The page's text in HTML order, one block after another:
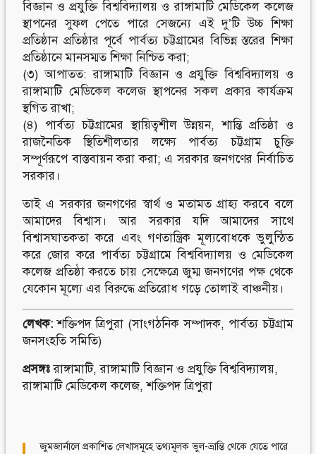
বিজ্ঞান ও প্রযুক্তি বিশ্ববিদ্যালয় ও রাঙ্গামাটি মেডিকেল কলেজ
স্থাপনের সুফল পেতে পারে সেজন্যে এই দু’টি উচ্চ শিক্ষা
প্রতিষ্ঠান প্রতিষ্ঠার পূর্বে পার্বত্য চট্টগ্রামের বিভিন্ন স্তরের শিক্ষা
প্রতিষ্ঠানে মানসম্মত শিক্ষা নিশ্চিত করা;
(৩) আপাতত: রাঙ্গামাটি বিজ্ঞান ও প্রযুক্তি বিশ্ববিদ্যালয় ও
রাঙ্গামাটি মেডিকেল কলেজ স্থাপনের সকল প্রকার কার্যক্রম
স্থগিত রাখা;
(৪) পার্বত্য চট্টগ্রামের স্থায়িত্বশীল উন্নয়ন, শান্তি প্রতিষ্ঠা ও
রাজনৈতিক স্থিতিশীলতার লক্ষ্যে পার্বত্য চট্টগ্রাম চুক্তি
সম্পূর্ণরূপে বাস্তবায়ন করা করা; এ সরকার জনগণের নির্বাচিত
সরকার।
তাই এ সরকার জনগণের স্বার্থ ও মতামত গ্রাহ্য করবে বলে
আমাদের বিশ্বাস। আর সরকার যদি আমাদের সাথে
বিশ্বাসঘাতকতা করে এবং গণতান্ত্রিক মূল্যবোধকে ভুলুন্ঠিত
করে জোর করে পার্বত্য চট্টগ্রামে বিশ্ববিদ্যালয় ও মেডিকেল
কলেজ প্রতিষ্ঠা করতে চায় সেক্ষেত্রে জুম্ম জনগণের পক্ষ থেকে
যেকোন মূল্যে এর বিরুদ্ধে প্রতিরোধ গড়ে তোলাই বাঞ্চনীয়।
লেখক: শক্তিপদ ত্রিপুরা (সাংগঠনিক সম্পাদক, পার্বত্য চট্টগ্রাম
জনসংহতি সমিতি)
প্রসঙ্গঃরাঙ্গামাটি,রাঙ্গামাটি বিজ্ঞান ও প্রযুক্তি বিশ্ববিদ্যালয়,
রাঙ্গামাটি মেডিকেল কলেজ,শক্তিপদ ত্রিপুরা
জুমজার্নালে প্রকাশিত লেখাসমূহে তথ্যমূলক ভুল-ভ্রান্তি থেকে যেতে পারে